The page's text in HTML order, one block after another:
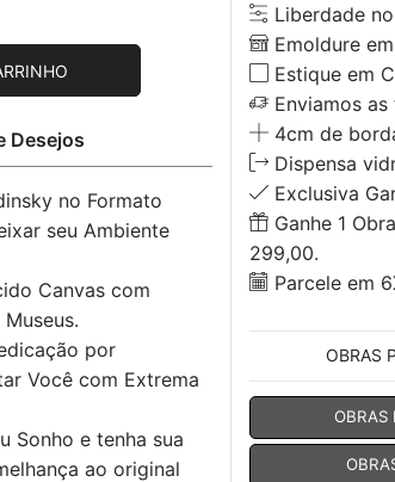
Desejos
no Formato
seu Ambiente
Canvas com
por
Você com Extrema
Sonho e tenha sua
ao original
Liberdade
Emoldure
Estique em
Enviamos as
4cm de
Dispensa
Exclusiva
Ganhe 1
299,00.
Parcele em
OBRAS
OBRAS